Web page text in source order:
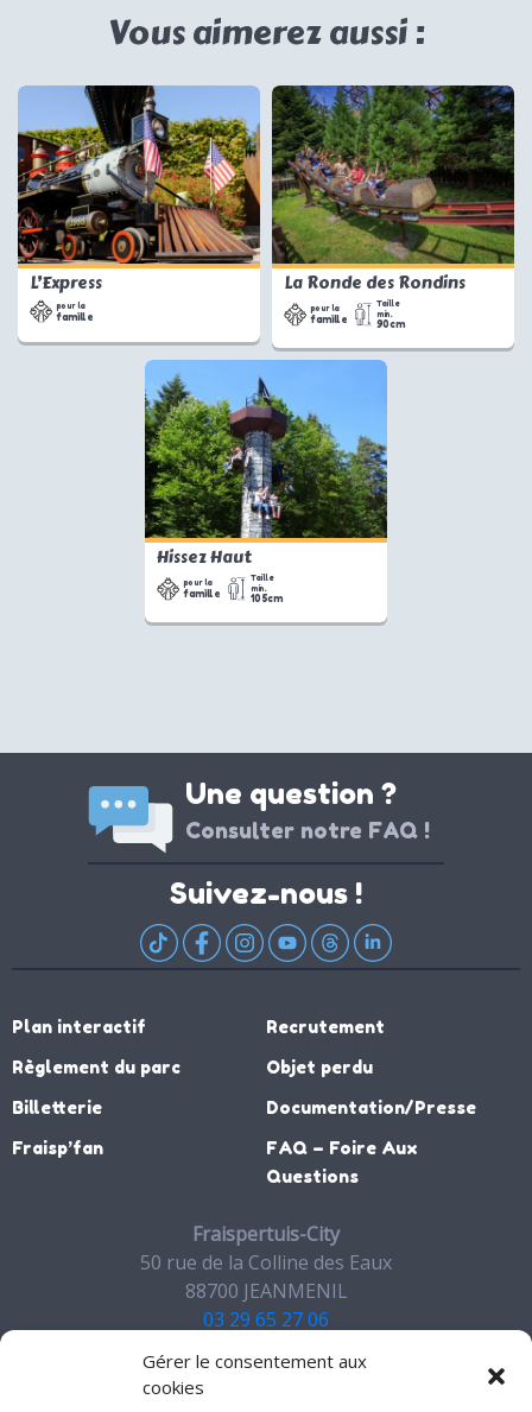
Gérer le consentement aux
cookies
Vous aimerez aussi :
L’Express
pour la
famille
La Ronde des Rondins
pour la
famille
Taille
min.
90cm
Hissez Haut
pour la
famille
Taille
min.
105cm
Une question ?
Consulter notre FAQ !
Suivez-nous !
Plan interactif
Règlement du parc
Billetterie
Fraisp’fan
Recrutement
Objet perdu
Documentation/Presse
FAQ – Foire Aux
Questions
Fraispertuis-City
50 rue de la Colline des Eaux
88700 JEANMENIL
03 29 65 27 06
Contact